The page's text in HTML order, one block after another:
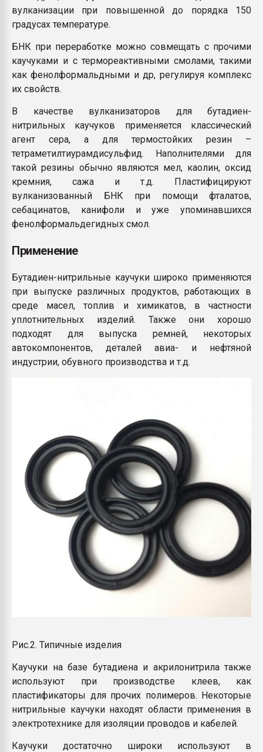
вулканизации при повышенной до порядка 150
градусах температуре.
БНК при переработке можно совмещать с прочими
каучуками и с термореактивными смолами, такими
как фенолформальдными и др, регулируя комплекс
их свойств.
В качестве вулканизаторов для бутадиен-
нитрильных каучуков применяется классический
агент сера, а для термостойких резин –
тетраметилтиурамдисульфид. Наполнителями для
такой резины обычно являются мел, каолин, оксид
кремния, сажа и т.д. Пластифицируют
вулканизованный БНК при помощи фталатов,
себацинатов, канифоли и уже упоминавшихся
фенолформальдегидных смол.
Применение
Бутадиен-нитрильные каучуки широко применяются
при выпуске различных продуктов, работающих в
среде масел, топлив и химикатов, в частности
уплотнительных изделий. Также они хорошо
подходят для выпуска ремней, некоторых
автокомпонентов, деталей авиа- и нефтяной
индустрии, обувного производства и т.д.
Рис.2. Типичные изделия
Каучуки на базе бутадиена и акрилонитрила также
используют при производстве клеев, как
пластификаторы для прочих полимеров. Некоторые
нитрильные каучуки находят области применения в
электротехнике для изоляции проводов и кабелей.
Каучуки достаточно широки используют в